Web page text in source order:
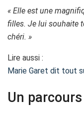
« Elle est une
filles. Je lui souhaite
chéri. »
Lire aussi :
Marie Garet dit tout
Un